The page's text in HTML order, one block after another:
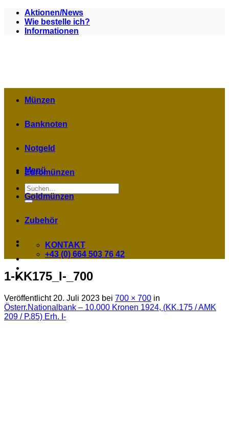
Zum
Inhalt
springen
Aktionen/News
Wie bestelle ich?
Informationen
Menü
Suchen
nach:
Münzen
Banknoten
Notgeld
Euromünzen
Goldmünzen
Zubehör
KONTAKT
+43 (0) 664 503 76 42
1-KK175_I-_700
Veröffentlicht 20. Juli 2023 bei 700 × 700 in
Österr.Nationalbank – 10.000 Kronen 1924, (KK.175 / AMK
209 / P.85) Erh. I-